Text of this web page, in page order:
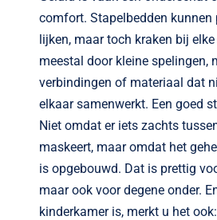
comfort. Stapelbedden kunnen
lijken, maar toch kraken bij
meestal door kleine spelingen,
verbindingen of materiaal dat
elkaar samenwerkt. Een goed
Niet omdat er iets zachts
maskeert, maar omdat het
is opgebouwd. Dat is prettig
maar ook voor degene onder.
kinderkamer is, merkt u het